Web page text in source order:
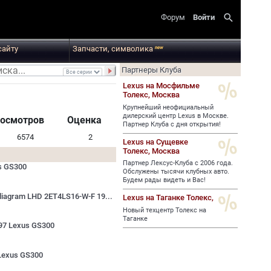
Форум Войти search
Запчасти, символикаnew
Оценка
6574 2
GS300
LHD 2ET4LS16-W-F 19...
Lexus GS300
GS300
Партнеры Клуба
Lexus на Мосфильме
Толекс, Москва
Крупнейший неофициальный
дилерский центр Lexus в Москве.
Партнер Клуба с дня открытия!
Lexus на Сущевке
Толекс, Москва
Партнер Лексус-Клуба с 2006 года.
Обслужены тысячи клубных авто.
Будем рады видеть и Вас!
Lexus на Таганке Толекс,
Новый техцентр Толекс на
Таганке